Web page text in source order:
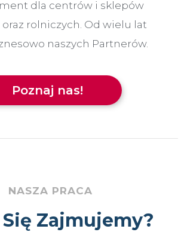
dla centrów i sklepów
rolniczych. Od wielu lat
naszych Partnerów.
Poznaj nas!
NASZA PRACA
Się Zajmujemy?